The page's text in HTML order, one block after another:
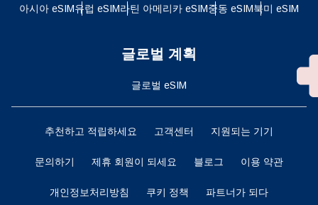
아시아 eSIM유럽 ​​eSIM라틴 아메리카 eSIM중동 eSIM북미 eSIM
글로벌 계획
글로벌 eSIM
추천하고 적립하세요 고객센터 지원되는 기기
문의하기 제휴 회원이 되세요 블로그 이용 약관
개인정보처리방침 쿠키 정책 파트너가 되다